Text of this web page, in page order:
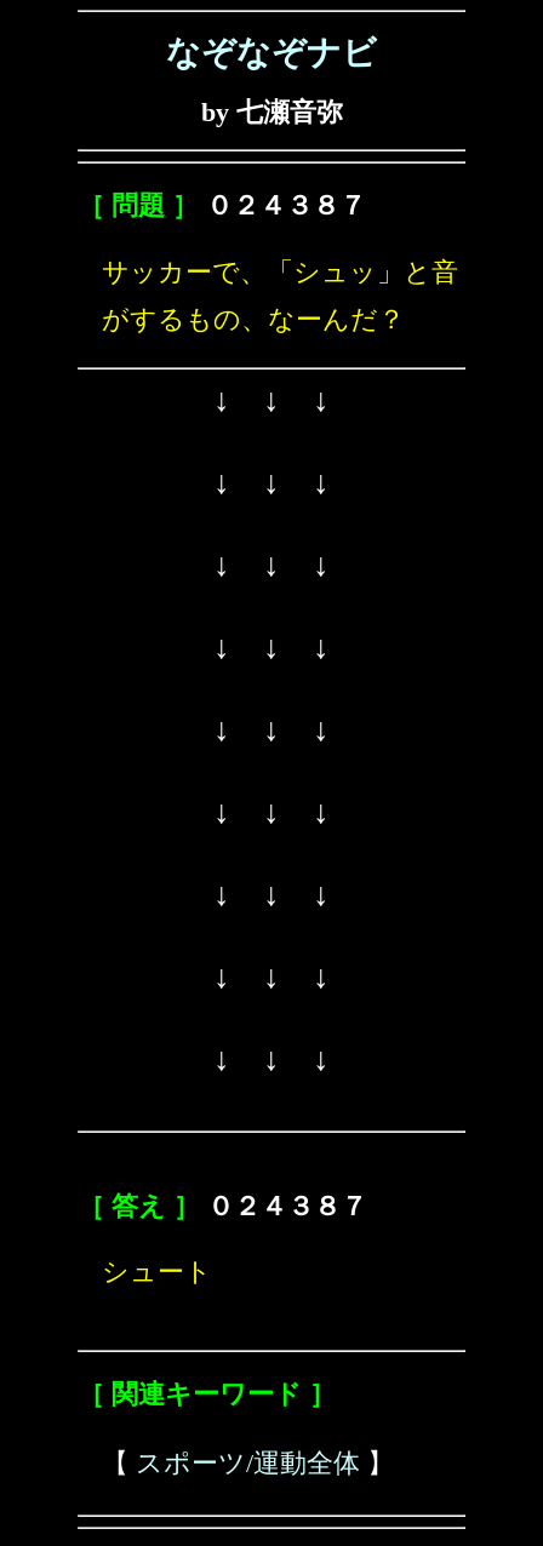
なぞなぞナビ
by 七瀬音弥
［ 問題 ］ ０２４３８７
サッカーで、「シュッ」と音
がするもの、なーんだ？
↓ ↓ ↓
↓ ↓ ↓
↓ ↓ ↓
↓ ↓ ↓
↓ ↓ ↓
↓ ↓ ↓
↓ ↓ ↓
↓ ↓ ↓
↓ ↓ ↓
［ 答え ］ ０２４３８７
シュート
［ 関連キーワード ］
【 スポーツ/運動全体 】